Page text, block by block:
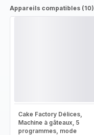
Appareils compatibles (10)
Cake Factory Délices,
Machine à gâteaux, 5
programmes, mode